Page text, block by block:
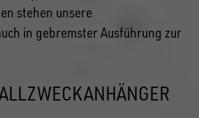
stehen unsere
in gebremster Ausführung zur